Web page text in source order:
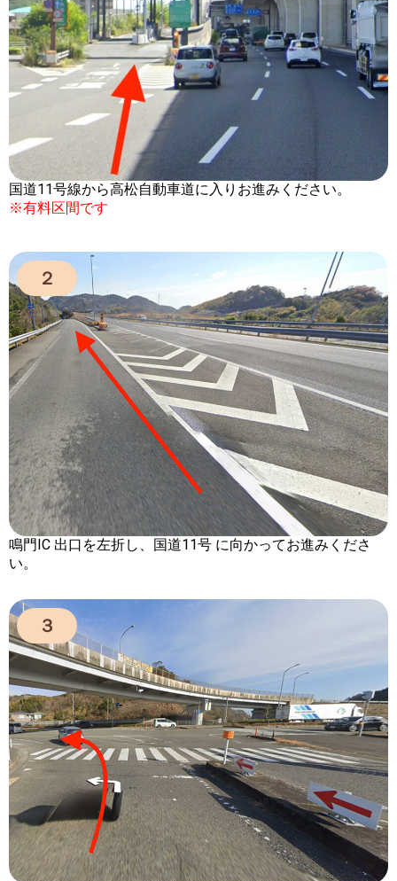
国道11号線から高松自動車道に入りお進みください。
※有料区間です
２
鳴門IC 出口を左折し、 国道11号 に向かってお進みくださ
い。
３